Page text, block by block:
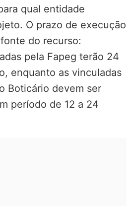
qual entidade
O prazo de execução
do recurso:
pela Fapeg terão 24
enquanto as vinculadas
Boticário devem ser
período de 12 a 24